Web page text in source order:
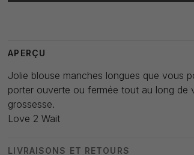
APERÇU
Jolie blouse manches longues que vous
porter ouverte ou fermée tout au long de
grossesse.
Love 2 Wait
LIVRAISONS ET RETOURS